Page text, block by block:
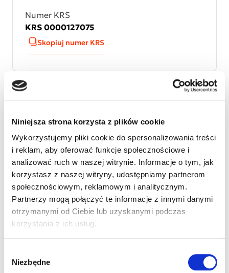
Niniejsza strona korzysta z plików cookie
Wykorzystujemy pliki cookie do spersonalizowania treści
i reklam, aby oferować funkcje społecznościowe i
analizować ruch w naszej witrynie. Informacje o tym, jak
korzystasz z naszej witryny, udostępniamy partnerom
społecznościowym, reklamowym i analitycznym.
Partnerzy mogą połączyć te informacje z innymi danymi
otrzymanymi od Ciebie lub uzyskanymi podczas
korzystania z ich usług.
zgody
Niezbędne
Numer KRS
KRS 0000127075
Skopiuj numer KRS
Nasz syn urodził się z dziecięcym porażeniem
jest komunikatywny i dużo rozumie. Marcin
uczęszcza do Ośrodka Szkolno-Wychowawczego na
ul.Tkackiej jest tam rownież rehabilitowany, ale bez
znacznych rezultatów, jedynie zajęcia u logopedy
przyniosły znaczne rezultaty i mowa poprawiła się
na tyle że można z nim swobodnie rozmawiać.